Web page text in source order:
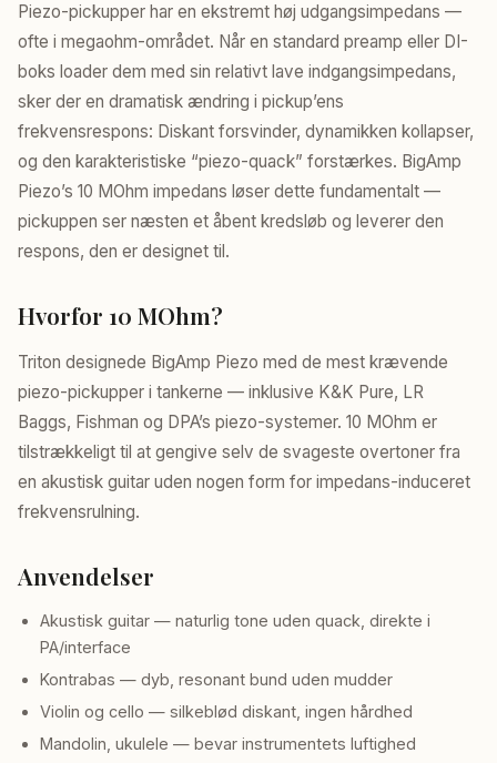
Piezo-pickupper har en ekstremt høj udgangsimpedans —
ofte i megaohm-området. Når en standard preamp eller DI-
boks loader dem med sin relativt lave indgangsimpedans,
sker der en dramatisk ændring i pickup’ens
frekvensrespons: Diskant forsvinder, dynamikken kollapser,
og den karakteristiske “piezo-quack” forstærkes. BigAmp
Piezo’s 10 MOhm impedans løser dette fundamentalt —
pickuppen ser næsten et åbent kredsløb og leverer den
respons, den er designet til.
Hvorfor 10 MOhm?
Triton designede BigAmp Piezo med de mest krævende
piezo-pickupper i tankerne — inklusive K&K Pure, LR
Baggs, Fishman og DPA’s piezo-systemer. 10 MOhm er
tilstrækkeligt til at gengive selv de svageste overtoner fra
en akustisk guitar uden nogen form for impedans-induceret
frekvensrulning.
Anvendelser
Akustisk guitar — naturlig tone uden quack, direkte i
PA/interface
Kontrabas — dyb, resonant bund uden mudder
Violin og cello — silkeblød diskant, ingen hårdhed
Mandolin, ukulele — bevar instrumentets luftighed